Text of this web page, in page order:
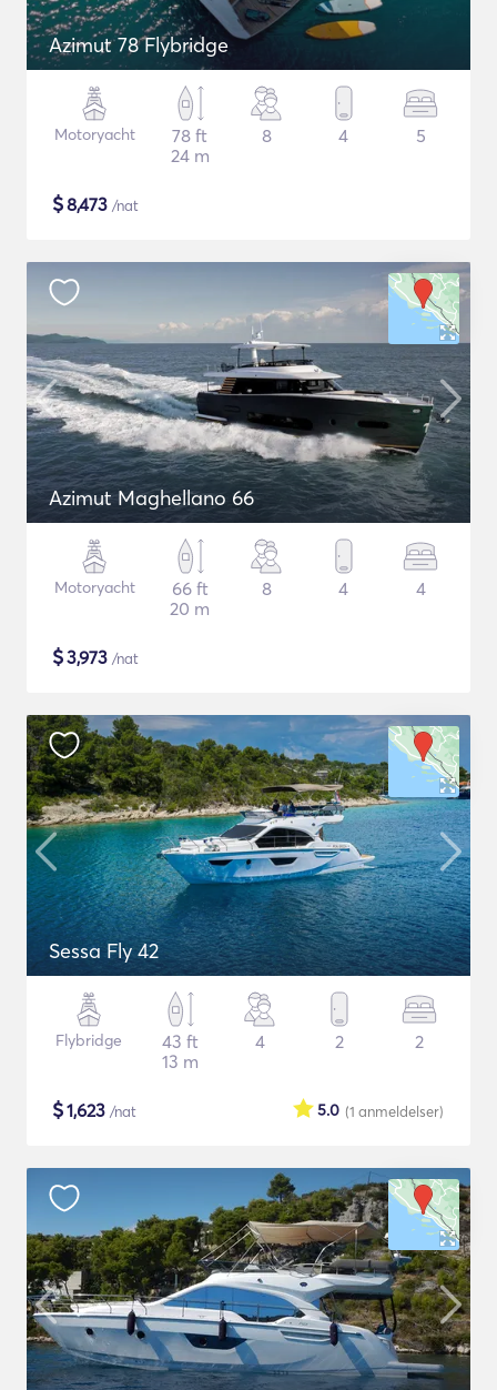
Azimut 78 Flybridge
Motoryacht
78 ft
24 m
8 4 5
$8,473 /nat
Azimut Maghellano 66
Motoryacht
66 ft
20 m
8 4 4
$3,973 /nat
Sessa Fly 42
Flybridge
43 ft
13 m
4 2 2
$1,623 /nat (1 anmeldelser)
5.0